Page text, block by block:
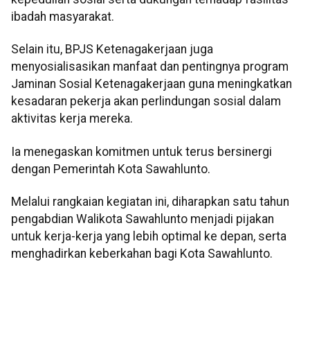
ibadah masyarakat.
Selain itu, BPJS Ketenagakerjaan juga
menyosialisasikan manfaat dan pentingnya program
Jaminan Sosial Ketenagakerjaan guna meningkatkan
kesadaran pekerja akan perlindungan sosial dalam
aktivitas kerja mereka.
Ia menegaskan komitmen untuk terus bersinergi
dengan Pemerintah Kota Sawahlunto.
Melalui rangkaian kegiatan ini, diharapkan satu tahun
pengabdian Walikota Sawahlunto menjadi pijakan
untuk kerja-kerja yang lebih optimal ke depan, serta
menghadirkan keberkahan bagi Kota Sawahlunto.